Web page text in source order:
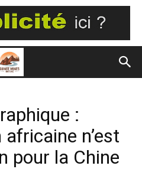
:
n’est
pour la Chine